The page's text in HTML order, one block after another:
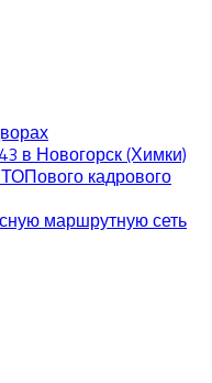
в Новогорск (Химки)
кадрового
маршрутную сеть